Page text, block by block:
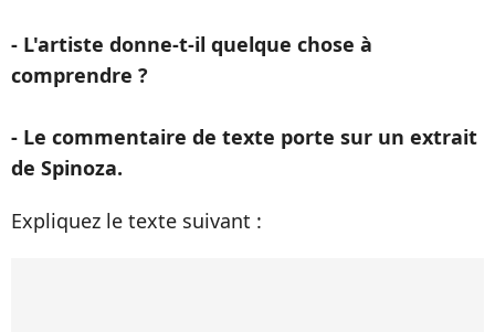
- L'artiste donne-t-il quelque chose à
comprendre ?
- Le commentaire de texte porte sur un extrait
de Spinoza.
Expliquez le texte suivant :